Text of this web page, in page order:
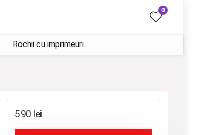
0
Rochii cu imprimeuri
590 lei